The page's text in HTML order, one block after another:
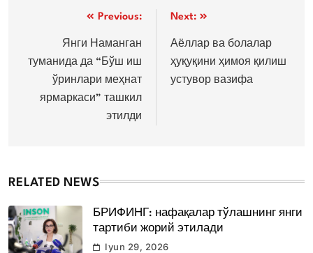
menyusi
Previous:
Янги Наманган
туманида да “Бўш иш
ўринлари меҳнат
ярмаркаси” ташкил
этилди
Next:
Аёллар ва болалар
ҳуқуқини ҳимоя қилиш
устувор вазифа
RELATED NEWS
БРИФИНГ: нафақалар тўлашнинг янги
тартиби жорий этилади
Iyun 29, 2026